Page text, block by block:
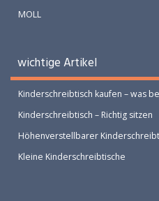
MOLL
wichtige Artikel
Kinderschreibtisch kaufen – was
Kinderschreibtisch – Richtig sitzen
Höhenverstellbarer
Kleine Kinderschreibtische